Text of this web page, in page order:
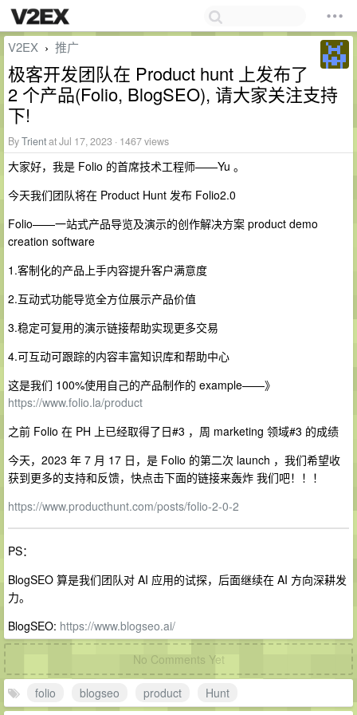
V2EX › 推广
极客开发团队在 Product hunt 上发布了
2 个产品(Folio, BlogSEO), 请大家关注支持
下!
ByTrientat Jul 17, 2023 · 1467 views
大家好，我是 Folio 的首席技术工程师——Yu 。
今天我们团队将在 Product Hunt 发布 Folio2.0
Folio——一站式产品导览及演示的创作解决方案 product demo
creation software
1.客制化的产品上手内容提升客户满意度
2.互动式功能导览全方位展示产品价值
3.稳定可复用的演示链接帮助实现更多交易
4.可互动可跟踪的内容丰富知识库和帮助中心
这是我们 100%使用自己的产品制作的 example——》
https://www.folio.la/product
之前 Folio 在 PH 上已经取得了日#3 ，周 marketing 领域#3 的成绩
今天，2023 年 7 月 17 日，是 Folio 的第二次 launch ，我们希望收
获到更多的支持和反馈，快点击下面的链接来轰炸 我们吧！！！
https://www.producthunt.com/posts/folio-2-0-2
PS：
BlogSEO 算是我们团队对 AI 应用的试探，后面继续在 AI 方向深耕发
力。
BlogSEO: https://www.blogseo.ai/
No Comments Yet
folio blogseo product Hunt